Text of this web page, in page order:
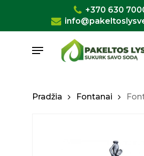
main
+370 630
Menu
Krepšelis
Pradžia Fontanai